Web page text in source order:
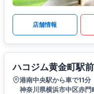
店舗情報
ハコジム黄金町駅
港南中央駅から車で11分
神奈川県横浜市中区赤